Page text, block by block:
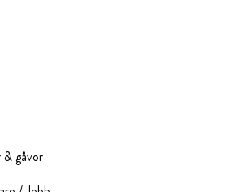
gåvor